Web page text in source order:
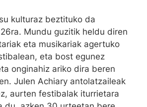
kulturaz beztituko da
Mundu guzitik heldu diren
eta musikariak agertuko
eta bost egunez
onginahiz ariko dira beren
Julen Achiary antolatzaileak
aurten festibalak iturrietara